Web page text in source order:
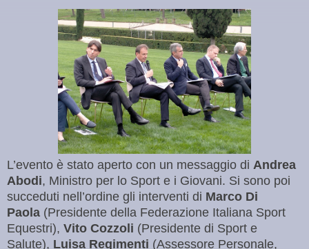
L’evento è stato aperto con un messaggio di Andrea
Abodi, Ministro per lo Sport e i Giovani. Si sono poi
succeduti nell’ordine gli interventi di Marco Di
Paola (Presidente della Federazione Italiana Sport
Equestri), Vito Cozzoli (Presidente di Sport e
Salute), Luisa Regimenti (Assessore Personale,